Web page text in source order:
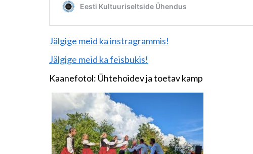
Jälgige meid ka instragrammis!
Jälgige meid ka feisbukis!
Kaanefotol: Ühtehoidev ja toetav kamp